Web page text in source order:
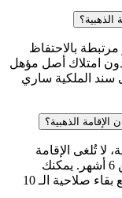
الذهبية؟
مرتبطة بالاحتفاظ
دون امتلاك أصل مؤهل
سند الملكية ساري
الذهبية؟
لا تُلغى الإقامة
الذهبية عند البقاء خارج الدولة لأكثر من 6 أشهر. يمكنك
العيش خارج الإمارات لفترات طويلة مع بقاء صلاحية الـ 10